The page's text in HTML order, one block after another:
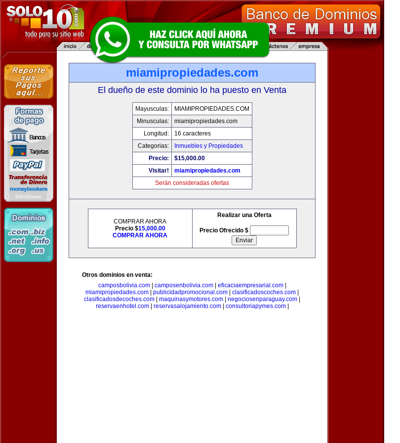
miamipropiedades.com
El dueño de este dominio lo ha puesto en Venta
Mayusculas:
MIAMIPROPIEDADES.COM
Minusculas:
miamipropiedades.com
Longitud:
16 caracteres
Categorias:
Inmuebles y Propiedades
Precio:
$15,000.00
Visitar!
miamipropiedades.com
Serán consideradas ofertas
COMPRAR AHORA
Precio $15,000.00
COMPRAR AHORA
Realizar una Oferta
Precio Ofrecido $
Otros dominios en venta:
camposbolivia.com| camposenbolivia.com| eficaciaempresarial.com|
miamipropiedades.com
publicidadpromocional.com clasificadoscoches.com
clasificadosdecoches.com
maquinasymotores.com negociosenparaguay.com
reservaenhotel.com| reservasalojamiento.com| consultoriapymes.com|